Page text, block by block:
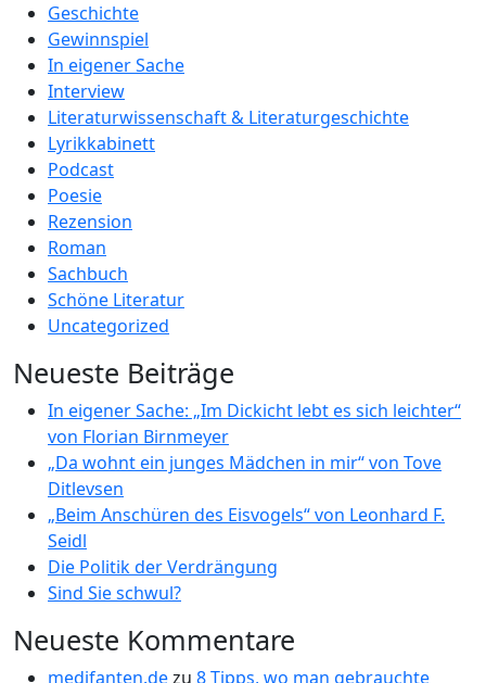
Geschichte
Gewinnspiel
In eigener Sache
Interview
Literaturwissenschaft & Literaturgeschichte
Lyrikkabinett
Podcast
Poesie
Rezension
Roman
Sachbuch
Schöne Literatur
Uncategorized
Neueste Beiträge
In eigener Sache: „Im Dickicht lebt es sich leichter“
von Florian Birnmeyer
„Da wohnt ein junges Mädchen in mir“ von Tove
Ditlevsen
„Beim Anschüren des Eisvogels“ von Leonhard F.
Seidl
Die Politik der Verdrängung
Sind Sie schwul?
Neueste Kommentare
medifanten.dezu 8 Tipps, wo man gebrauchte